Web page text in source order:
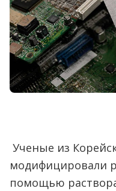
Ученые из
модифицировали
помощью